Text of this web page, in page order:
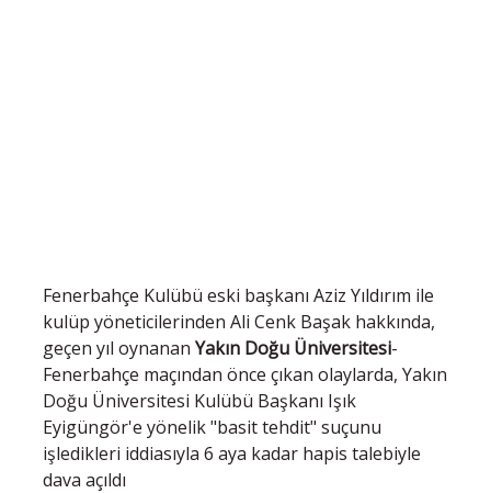
Fenerbahçe Kulübü eski başkanı Aziz Yıldırım ile
kulüp yöneticilerinden Ali Cenk Başak hakkında,
geçen yıl oynanan Yakın Doğu Üniversitesi-
Fenerbahçe maçından önce çıkan olaylarda, Yakın
Doğu Üniversitesi Kulübü Başkanı Işık
Eyigüngör'e yönelik "basit tehdit" suçunu
işledikleri iddiasıyla 6 aya kadar hapis talebiyle
dava açıldı